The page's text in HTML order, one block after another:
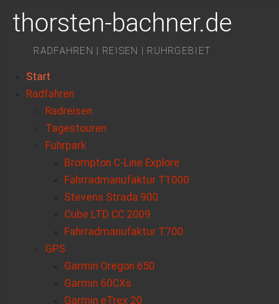
thorsten-bachner.de
RADFAHREN | REISEN | RUHRGEBIET
Start
Radfahren
Radreisen
Tagestouren
Fuhrpark
Brompton C-Line Explore
Fahrradmanufaktur T1000
Stevens Strada 900
Cube LTD CC 2009
Fahrradmanufaktur T700
GPS
Garmin Oregon 650
Garmin 60CXs
Garmin eTrex 20